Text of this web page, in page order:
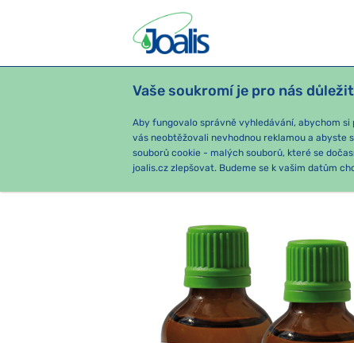
Vaše soukromí je pro nás
Aby fungovalo správně vyhledávání, abychom
vás neobtěžovali nevhodnou reklamou a abyste
souborů cookie - malých souborů, které se
joalis.cz zlepšovat. Budeme se k vašim datům
PRODUKTY PODLE OBTÍŽÍ
e-shop Joalis Podle obtíží